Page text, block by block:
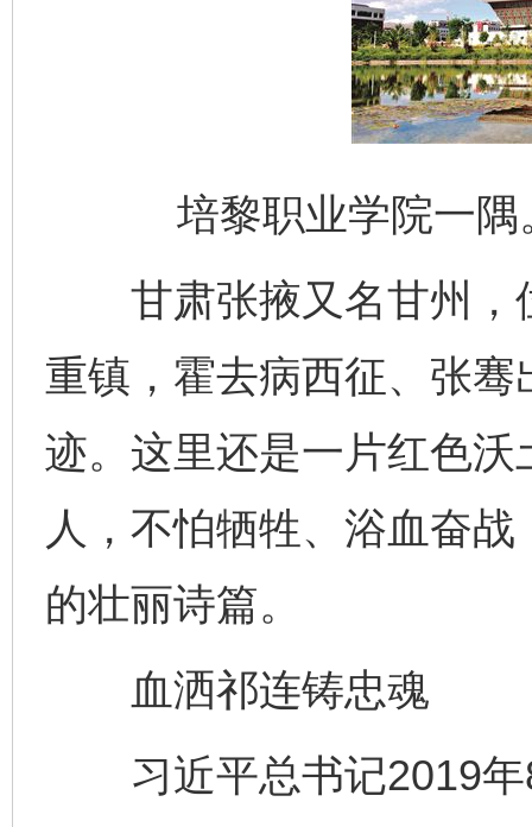
培黎职业学院一
甘肃张掖又名甘州，
重镇，霍去病西征、张
迹。这里还是一片红色
人，不怕牺牲、浴血奋
的壮丽诗篇。
血洒祁连铸忠魂
习近平总书记2019年8